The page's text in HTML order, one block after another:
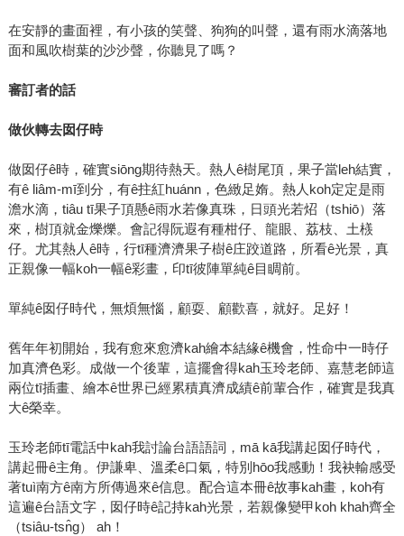
在安靜的畫面裡，有小孩的笑聲、狗狗的叫聲，還有雨水滴落地
面和風吹樹葉的沙沙聲，你聽見了嗎？
審訂者的話
做伙轉去囡仔時
做囡仔ê時，確實siōng期待熱天。熱人ê樹尾頂，果子當leh結實，
有ê liâm-mī到分，有ê拄紅huánn，色緻足媠。熱人koh定定是雨
澹水滴，tiâu tī果子頂懸ê雨水若像真珠，日頭光若炤（tshiō）落
來，樹頂就金爍爍。會記得阮遐有種柑仔、龍眼、荔枝、土檨
仔。尤其熱人ê時，行tī種濟濟果子樹ê庄跤道路，所看ê光景，真
正親像一幅koh一幅ê彩畫，印tī彼陣單純ê目睭前。
單純ê囡仔時代，無煩無惱，顧耍、顧歡喜，就好。足好！
舊年年初開始，我有愈來愈濟kah繪本結緣ê機會，性命中一時仔
加真濟色彩。成做一个後輩，這擺會得kah玉玲老師、嘉慧老師這
兩位tī插畫、繪本ê世界已經累積真濟成績ê前輩合作，確實是我真
大ê榮幸。
玉玲老師tī電話中kah我討論台語語詞，mā kā我講起囡仔時代，
講起冊ê主角。伊謙卑、溫柔ê口氣，特別hōo我感動！我袂輸感受
著tuì南方ê南方所傳過來ê信息。配合這本冊ê故事kah畫，koh有
這遍ê台語文字，囡仔時ê記持kah光景，若親像變甲koh khah齊全
（tsiâu-tsn̂g） ah！